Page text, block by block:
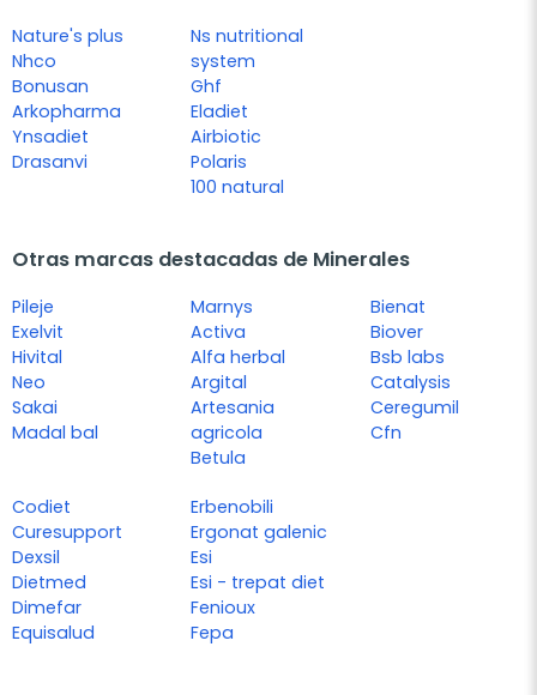
Nature's plus
Nhco
Bonusan
Arkopharma
Ynsadiet
Drasanvi
Ns nutritional
system
Ghf
Eladiet
Airbiotic
Polaris
100 natural
Otras marcas destacadas de Minerales
Pileje
Exelvit
Hivital
Neo
Sakai
Madal bal
Marnys
Activa
Alfa herbal
Argital
Artesania
agricola
Betula
Bienat
Biover
Bsb labs
Catalysis
Ceregumil
Cfn
Codiet
Curesupport
Dexsil
Dietmed
Dimefar
Equisalud
Erbenobili
Ergonat galenic
Esi
Esi - trepat diet
Fenioux
Fepa